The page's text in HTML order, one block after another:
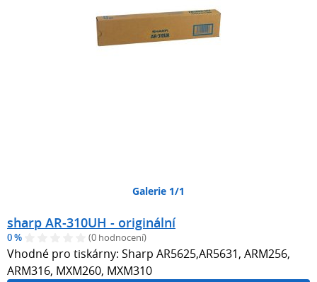
Galerie 1/1
sharp AR-310UH - originální
0 % (0 hodnocení)
Vhodné pro tiskárny: Sharp AR5625,AR5631, ARM256,
ARM316, MXM260, MXM310